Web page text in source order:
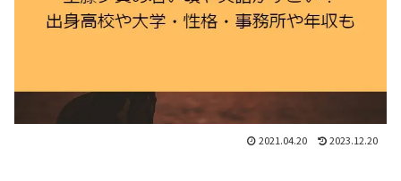
2021.04.20 2023.12.20